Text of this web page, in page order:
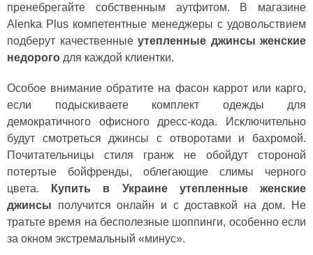
пренебрегайте собственным аутфитом. В магазине
Alenka Plus компетентные менеджеры с удовольствием
подберут качественные утепленные джинсы женские
недорого для каждой клиентки.
Особое внимание обратите на фасон каррот или карго,
если подыскиваете комплект одежды для
демократичного офисного дресс-кода. Исключительно
будут смотреться джинсы с отворотами и бахромой.
Почитательницы стиля гранж не обойдут стороной
потертые бойфренды, облегающие слимы черного
цвета.
Купить в Украине утепленные женские
джинсы получится онлайн и с доставкой на дом. Не
тратьте время на бесполезные шоппинги, особенно если
за окном экстремальный «минус».